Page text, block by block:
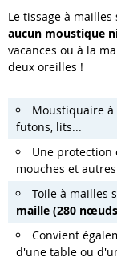
Le tissage à
aucun moustique
vacances ou à la
deux oreilles !
Moustiquaire à
futons, lits...
Une protection
mouches et
Toile à mailles
maille (280
Convient
d'une table ou